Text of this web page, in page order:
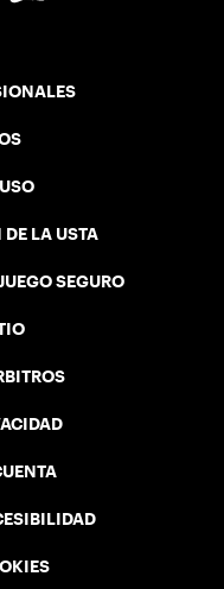
DE LA USTA
SEGURO